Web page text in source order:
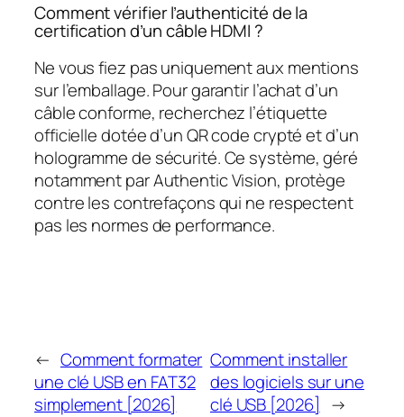
Comment vérifier l’authenticité de la
certification d’un câble HDMI ?
Ne vous fiez pas uniquement aux mentions
sur l’emballage. Pour garantir l’achat d’un
câble conforme, recherchez l’étiquette
officielle dotée d’un QR code crypté et d’un
hologramme de sécurité. Ce système, géré
notamment par Authentic Vision, protège
contre les contrefaçons qui ne respectent
pas les normes de performance.
← Comment formater
une clé USB en FAT32
simplement [2026]
Comment installer
des logiciels sur une
clé USB [2026] →